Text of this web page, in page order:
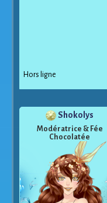
Hors ligne
Shokolys
Modératrice & Fée
Chocolatée